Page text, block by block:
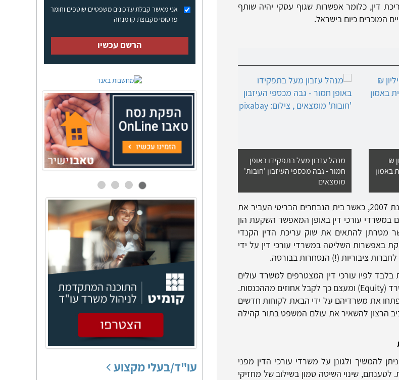
דין, כלומר אפשרות שגוף עסקי יהיה שותף
המוכרים כיום בישראל.
₪
באמון
מנהל עזבון מעל בתפקידו באופן
חמור - גבה מכספי העיזבון 'חובות'
מומצאים
את
במשרדי עורכי דין באופן המאפשר השקעת הון
מטרתן להתאים את שוק עריכת הדין הקנדי
השליטה במשרדי עורכי דין על ידי
ציבוריות (!) הנסחרות בבורסה.
לפיו עורכי דין המצטרפים למשרד עולים
(
Equity) ומעצם כך לקבל אחוזים מההכנסות.
את משרדיהם על ידי הבאת לקוחות חדשים
הרצון להשאיר את עולם המשפט בתור קהילה
להמשיך ולגונן על משרדי עורכי הדין מפני
לטענתם, שינוי השיטה טמון בשילוב של מחזיקי
אני מאשר קבלת עדכונים משפטיים שוטפים וחומר
פרסומי מקבוצת קו מנחה
הרשם עכשיו
עו"ד/בעלי מקצוע